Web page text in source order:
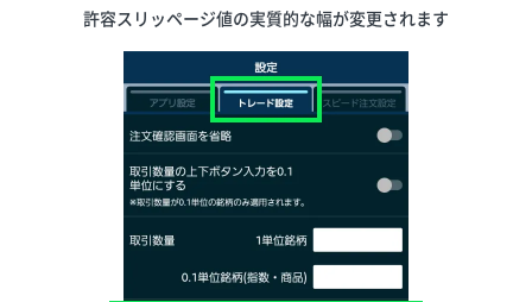
許容スリッページ値の実質的な幅が変更されます